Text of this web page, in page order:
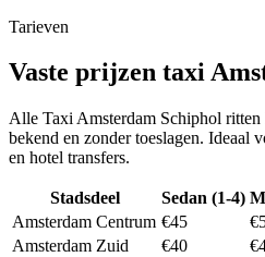
Tarieven
Vaste prijzen taxi
Alle Taxi Amsterdam Schiphol ritten
bekend en zonder toeslagen. Ideaal
en hotel transfers.
Stadsdeel Sedan (1-4)
Amsterdam Centrum €45
Amsterdam Zuid
€40